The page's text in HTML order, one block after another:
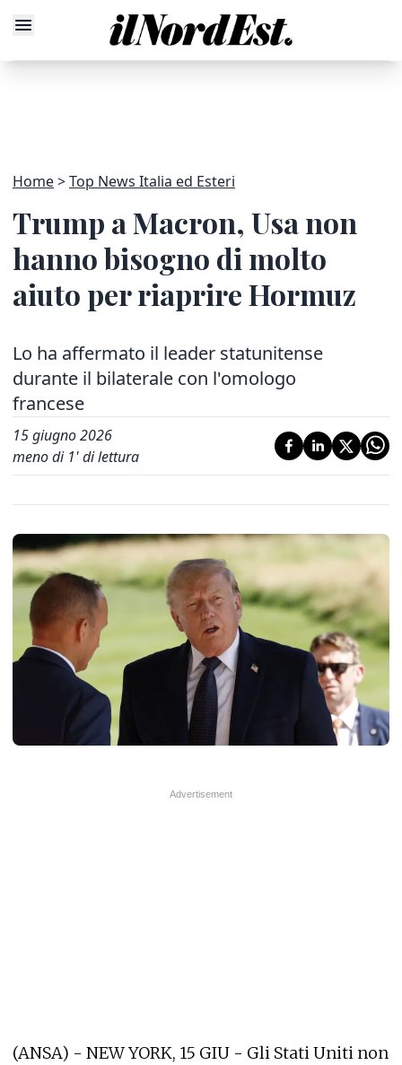
Home Top News Italia ed Esteri
Trump a Macron, Usa non
hanno bisogno di molto
aiuto per riaprire Hormuz
Lo ha affermato il leader statunitense
durante il bilaterale con l'omologo
francese
15 giugno 2026
meno di 1' di lettura
(ANSA) - NEW YORK, 15 GIU - Gli Stati Uniti non